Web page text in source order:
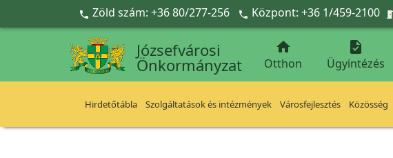
Ugrás a fő tartalomra
 Zöld szám: +36 80/277-256  Központ: +36 1/459-2100
Józsefvárosi
Önkormányzat

Otthon

Ügyintézés
Hirdetőtábla Szolgáltatások és intézmények Városfejlesztés Közösség